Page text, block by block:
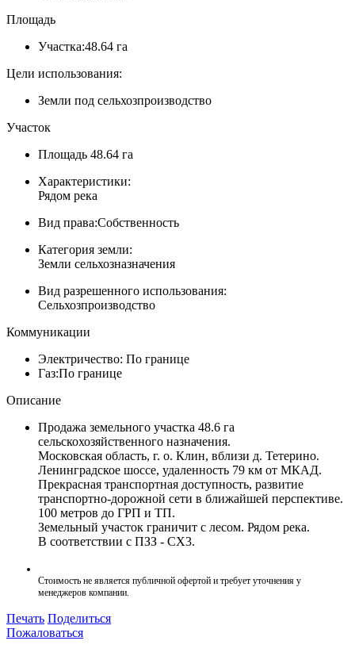
Площадь
Участка:48.64 га
Цели использования:
Земли под сельхозпроизводство
Участок
Площадь 48.64 га
Характеристики:
Рядом река
Вид права:Собственность
Категория земли:
Земли сельхозназначения
Вид разрешенного использования:
Сельхозпроизводство
Коммуникации
Электричество: По границе
Газ:По границе
Описание
Продажа земельного участка 48.6 га
сельскохозяйственного назначения.
Московская область, г. о. Клин, вблизи д. Тетерино.
Ленинградское шоссе, удаленность 79 км от МКАД.
Прекрасная транспортная доступность, развитие
транспортно-дорожной сети в ближайшей перспективе.
100 метров до ГРП и ТП.
Земельный участок граничит с лесом. Рядом река.
В соответствии с ПЗЗ - СХ3.
Стоимость не является публичной офертой и требует уточнения у
менеджеров компании.
Печать Поделиться
Пожаловаться